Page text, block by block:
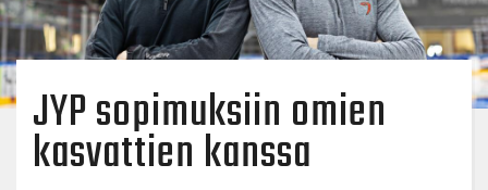
JYP sopimuksiin omien
kasvattien kanssa